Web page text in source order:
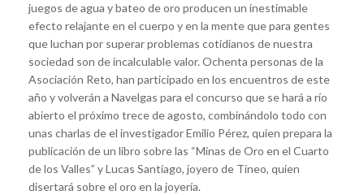
juegos de agua y bateo de oro producen un inestimable
efecto relajante en el cuerpo y en la mente que para gentes
que luchan por superar problemas cotidianos de nuestra
sociedad son de incalculable valor. Ochenta personas de la
Asociación Reto, han participado en los encuentros de este
año y volverán a Navelgas para el concurso que se hará a río
abierto el próximo trece de agosto, combinándolo todo con
unas charlas de el investigador Emilio Pérez, quien prepara la
publicación de un libro sobre las “Minas de Oro en el Cuarto
de los Valles” y Lucas Santiago, joyero de Tineo, quien
disertará sobre el oro en la joyería.